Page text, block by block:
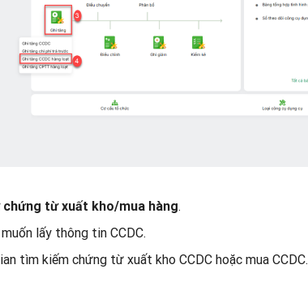
chứng từ xuất kho/mua hàng.
lấy thông tin CCDC.
tìm kiếm chứng từ xuất kho CCDC hoặc mua CCDC.